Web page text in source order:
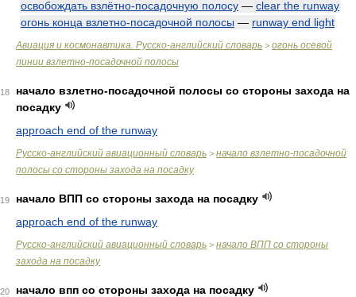
освобождать взлётно-посадочную полосу — clear the runway
огонь конца взлетно-посадочной полосы — runway end light
Авиация и космонавтика. Русско-английский словарь > огонь осевой
линии взлетно-посадочной полосы
18
начало взлетно-посадочной полосы со стороны захода на
посадку
approach end of the runway
Русско-английский авиационный словарь > начало взлетно-посадочной
полосы со стороны захода на посадку
19
начало ВПП со стороны захода на посадку
approach end of the runway
Русско-английский авиационный словарь > начало ВПП со стороны
захода на посадку
20
начало впп со стороны захода на посадку